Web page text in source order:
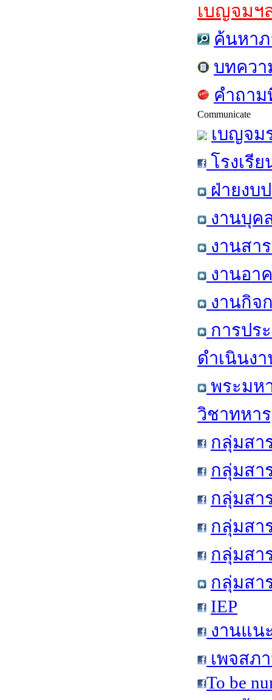
เบญจมฯ
ค้นหาภ
บทควา
คำถา
Communicate
เบญจม
โรงเรี
ฝ่ายงบ
งานบุค
งานสา
งานอา
งานกิจ
การปร
ดำเนินง
พระมห
วิชาทหา
กลุ่มสา
กลุ่มสา
กลุ่มสา
กลุ่มสา
กลุ่มสา
กลุ่มสา
IEP
งานแน
เพจสภ
To be